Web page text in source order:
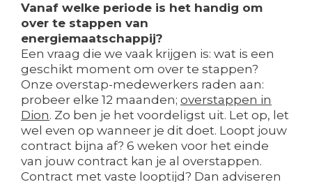
Vanaf welke periode is het handig om
over te stappen van
energiemaatschappij?
Een vraag die we vaak krijgen is: wat is een
geschikt moment om over te stappen?
Onze overstap-medewerkers raden aan:
probeer elke 12 maanden; overstappen in
Dion. Zo ben je het voordeligst uit. Let op, let
wel even op wanneer je dit doet. Loopt jouw
contract bijna af? 6 weken voor het einde
van jouw contract kan je al overstappen.
Contract met vaste looptijd? Dan adviseren